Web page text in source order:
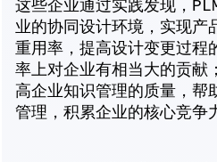
这些企业通过实践发现，
业的协同设计环境，实现产
重用率，提高设计变更过程
率上对企业有相当大的贡献
高企业知识管理的质量，帮
管理，积累企业的核心竞争